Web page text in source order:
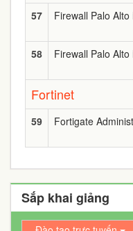
57 Firewall Palo
58 Firewall Palo
Fortinet
59 Fortigate
Sắp khai giảng